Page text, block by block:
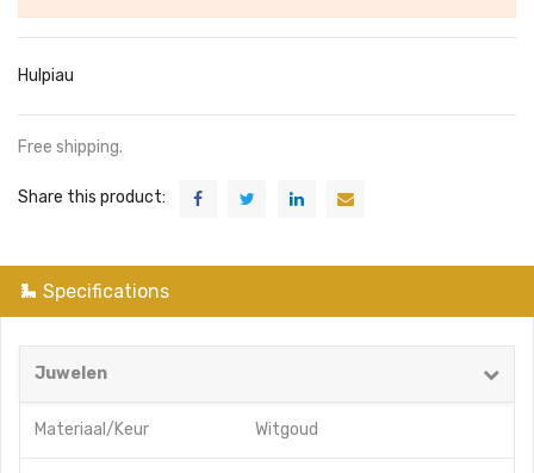
Hulpiau
Free shipping.
Share this product:
Specifications
Juwelen
Materiaal/Keur Witgoud